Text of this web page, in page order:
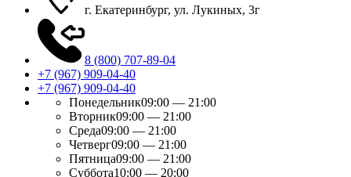
г. Екатеринбург, ул. Лукиных, 3г
8 (800) 707-89-04
+7 (967) 909-04-40
+7 (967) 909-04-40
Понедельник09:00 — 21:00
Вторник09:00 — 21:00
Среда09:00 — 21:00
Четверг09:00 — 21:00
Пятница09:00 — 21:00
Суббота10:00 — 20:00